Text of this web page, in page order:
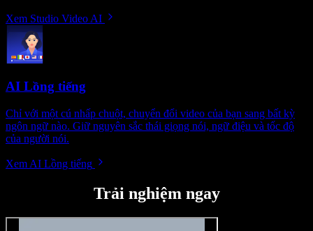
Xem Studio Video AI
AI Lồng tiếng
Chỉ với một cú nhấp chuột, chuyển đổi video của bạn sang bất kỳ
ngôn ngữ nào. Giữ nguyên sắc thái giọng nói, ngữ điệu và tốc độ
của người nói.
Xem AI Lồng tiếng
Trải nghiệm ngay